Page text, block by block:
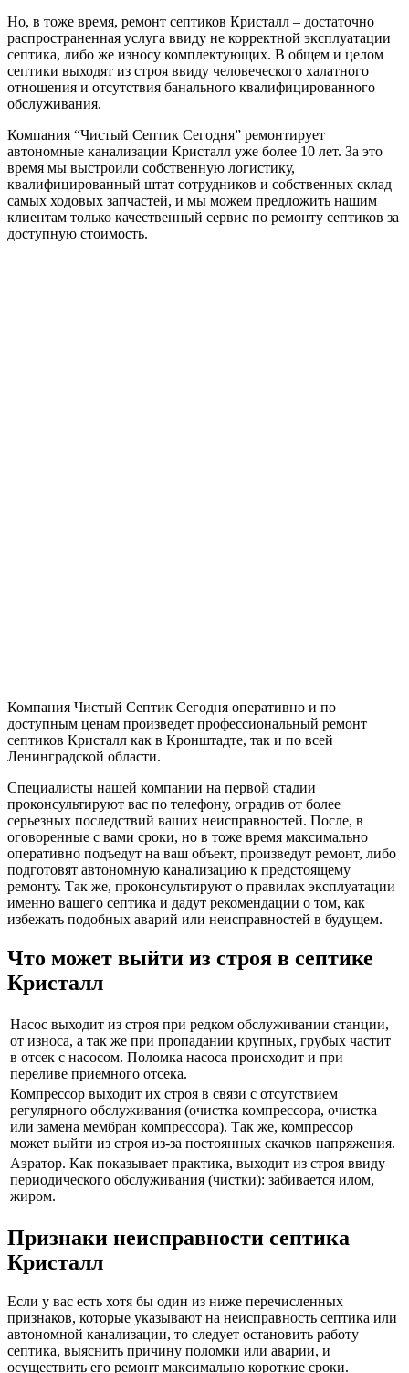
Но, в тоже время, ремонт септиков Кристалл – достаточно
распространенная услуга ввиду не корректной эксплуатации
септика, либо же износу комплектующих. В общем и целом
септики выходят из строя ввиду человеческого халатного
отношения и отсутствия банального квалифицированного
обслуживания.
Компания “Чистый Септик Сегодня” ремонтирует
автономные канализации Кристалл уже более 10 лет. За это
время мы выстроили собственную логистику,
квалифицированный штат сотрудников и собственных склад
самых ходовых запчастей, и мы можем предложить нашим
клиентам только качественный сервис по ремонту септиков за
доступную стоимость.
Компания Чистый Септик Сегодня оперативно и по
доступным ценам произведет профессиональный ремонт
септиков Кристалл как в Кронштадте, так и по всей
Ленинградской области.
Специалисты нашей компании на первой стадии
проконсультируют вас по телефону, оградив от более
серьезных последствий ваших неисправностей. После, в
оговоренные с вами сроки, но в тоже время максимально
оперативно подъедут на ваш объект, произведут ремонт, либо
подготовят автономную канализацию к предстоящему
ремонту. Так же, проконсультируют о правилах эксплуатации
именно вашего септика и дадут рекомендации о том, как
избежать подобных аварий или неисправностей в будущем.
Что может выйти из строя в септике
Кристалл
Насос выходит из строя при редком обслуживании станции,
от износа, а так же при пропадании крупных, грубых частит
в отсек с насосом. Поломка насоса происходит и при
переливе приемного отсека.
Компрессор выходит их строя в связи с отсутствием
регулярного обслуживания (очистка компрессора, очистка
или замена мембран компрессора). Так же, компрессор
может выйти из строя из-за постоянных скачков напряжения.
Аэратор. Как показывает практика, выходит из строя ввиду
периодического обслуживания (чистки): забивается илом,
жиром.
Признаки неисправности септика
Кристалл
Если у вас есть хотя бы один из ниже перечисленных
признаков, которые указывают на неисправность септика или
автономной канализации, то следует остановить работу
септика, выяснить причину поломки или аварии, и
осуществить его ремонт максимально короткие сроки.